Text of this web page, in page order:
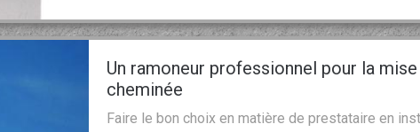
Un ramoneur professionnel pour la
cheminée
Faire le bon choix en matière de prestataire en